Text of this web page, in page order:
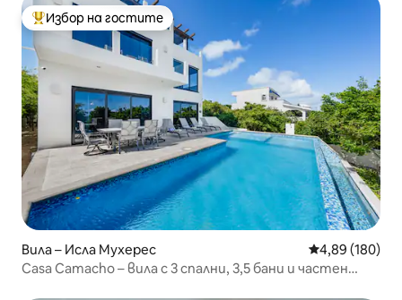
Най-популярен избор на гостите
Избор на гостите
Вила – Исла Мухерес Средна
4,89 (180)
Casa Camacho – вила с 3 спални, 3,5 бани и частен